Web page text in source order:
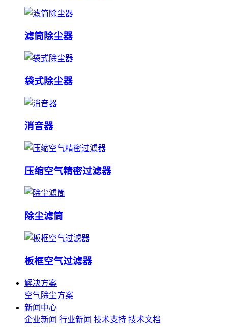
滤筒除尘器
袋式除尘器
消音器
压缩空气精密过滤器
除尘滤筒
板框空气过滤器
解决方案
空气除尘方案
新闻中心
企业新闻 行业新闻 技术支持 技术文档